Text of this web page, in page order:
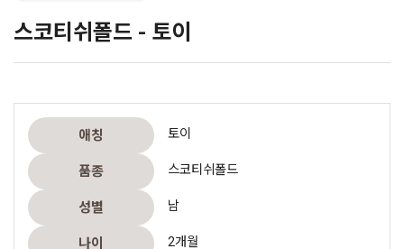
스코티쉬폴드 - 토이
애칭 토이
품종 스코티쉬폴드
성별 남
나이 2개월